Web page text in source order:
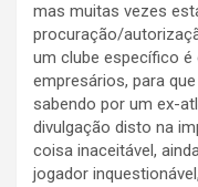
mas muitas vezes
procuração/
um clube específico
empresários, para
sabendo por um ex-
divulgação disto na
coisa inaceitável,
jogador